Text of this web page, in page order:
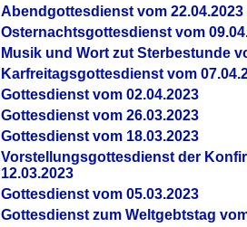
Abendgottesdienst vom 22.04.2023
Osternachtsgottesdienst vom
Musik und Wort zut Sterbestunde
Karfreitagsgottesdienst vom
Gottesdienst vom 02.04.2023
Gottesdienst vom 26.03.2023
Gottesdienst vom 18.03.2023
Vorstellungsgottesdienst der
12.03.2023
Gottesdienst vom 05.03.2023
Gottesdienst zum Weltgebtstag